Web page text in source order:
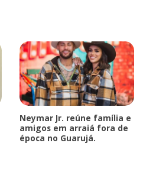
Neymar Jr. reúne família e
amigos em arraiá fora de
época no Guarujá.